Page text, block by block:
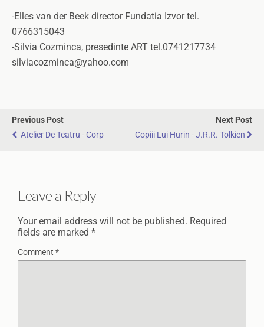
-Elles van der Beek director Fundatia Izvor tel.
0766315043
-Silvia Cozminca, presedinte ART tel.0741217734
silviacozminca@yahoo.com
Previous Post
Atelier De Teatru - Corp
Next Post
Copiii Lui Hurin - J.R.R. Tolkien
Leave a Reply
Your email address will not be published. Required
fields are marked *
Comment *